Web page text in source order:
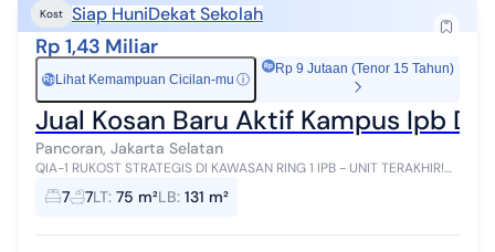
Kost Siap HuniDekat Sekolah
Rp 1,43 Miliar
Rp Lihat Kemampuan Cicilan-mu ⓘ
Rp 9 Jutaan (Tenor 15 Tahun)
Jual Kosan Baru Aktif Kampus Ipb
Pancoran, Jakarta Selatan
QIA-1 RUKOST STRATEGIS DI KAWASAN RING 1 IPB - UNIT TERAKHIR!
Harga hanya 1,4 Milyaran Lokasi super strategis di Ring 1 IPB,
kawasan favorit ma...
7 7LT: 75 m²LB: 131 m²